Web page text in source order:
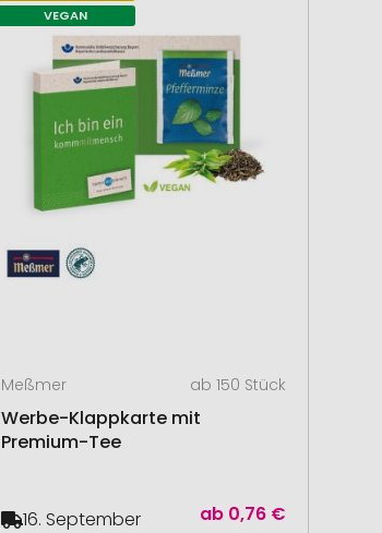
VEGAN
Meßmer ab 150 Stück
Werbe-Klappkarte mit
Premium-Tee
ab 0,76 €
16. September